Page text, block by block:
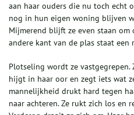
aan haar ouders die nu toch echt
nog in hun eigen woning blijven
Mijmerend blijft ze even staan
andere kant van de plas staat een
Plotseling wordt ze vastgegrepen.
hijgt in haar oor en zegt iets wat
mannelijkheid drukt hard tegen
naar achteren. Ze rukt zich los en